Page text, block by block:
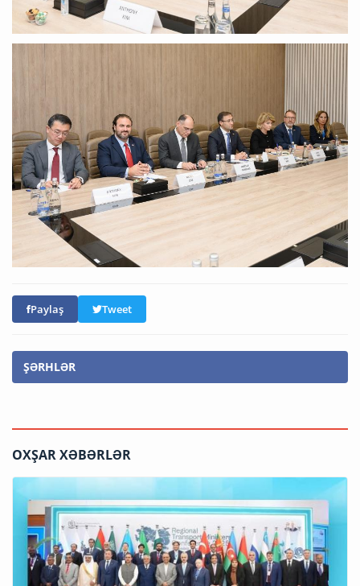
Paylaş Tweet
ŞƏRHLƏR
OXŞAR XƏBƏRLƏR